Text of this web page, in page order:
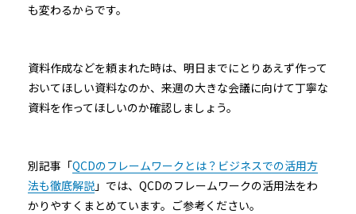
も変わるからです。
資料作成などを頼まれた時は、明日までにとりあえず作って
おいてほしい資料なのか、来週の大きな会議に向けて丁寧な
資料を作ってほしいのか確認しましょう。
別記事「QCDのフレームワークとは？ビジネスでの活用方
法も徹底解説 」では、QCDのフレームワークの活用法をわ
かりやすくまとめています。ご参考ください。